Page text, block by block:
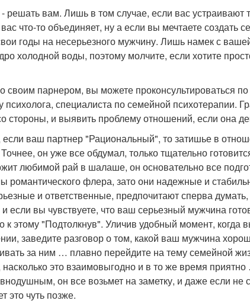
решать вам. Лишь в том случае, если вас устраивают
что-то объединяет, ну а если вы мечтаете создать
годы на несерьезного мужчину. Лишь намек с
холодной воды, поэтому молчите, если хотите
своим парнером, вы можете проконсультироваться
специалиста по семейной психотерапии.
стороны, и выявить проблему отношений, если она
ваш партнер "Рациональный", то затишье в
он уже все обдумал, только тщательно
любимой рай в шалаше, он основательно все
романтического флера, зато они надежные и
и ответственные, предпочитают сперва
если вы чувствуете, что ваш серьезный мужчина
к этому "Подтолкнув". Уличив удобный момент,
заведите разговор о том, какой ваш мужчина
за ним … плавно перейдите на тему семейной
это взаимовыгодно и в то же время
он все возьмет на заметку, и даже если не
это чуть позже.